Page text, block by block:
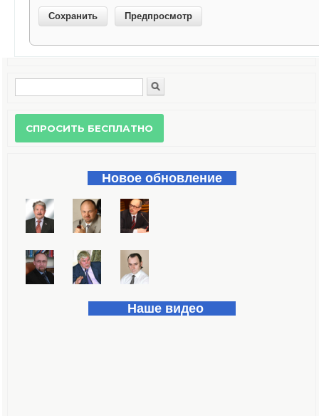
Форма поиска
Новое обновление
Наше видео